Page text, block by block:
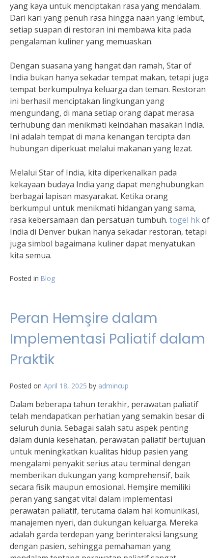
yang kaya untuk menciptakan rasa yang mendalam.
Dari kari yang penuh rasa hingga naan yang lembut,
setiap suapan di restoran ini membawa kita pada
pengalaman kuliner yang memuaskan.
Dengan suasana yang hangat dan ramah, Star of
India bukan hanya sekadar tempat makan, tetapi juga
tempat berkumpulnya keluarga dan teman. Restoran
ini berhasil menciptakan lingkungan yang
mengundang, di mana setiap orang dapat merasa
terhubung dan menikmati keindahan masakan India.
Ini adalah tempat di mana kenangan tercipta dan
hubungan diperkuat melalui makanan yang lezat.
Melalui Star of India, kita diperkenalkan pada
kekayaan budaya India yang dapat menghubungkan
berbagai lapisan masyarakat. Ketika orang
berkumpul untuk menikmati hidangan yang sama,
rasa kebersamaan dan persatuan tumbuh. togel hkof
India di Denver bukan hanya sekadar restoran, tetapi
juga simbol bagaimana kuliner dapat menyatukan
kita semua.
Posted in Blog
Peran Hemşire dalam
Implementasi Paliatif dalam
Praktik
Posted on April 18, 2025 by admincup
Dalam beberapa tahun terakhir, perawatan paliatif
telah mendapatkan perhatian yang semakin besar di
seluruh dunia. Sebagai salah satu aspek penting
dalam dunia kesehatan, perawatan paliatif bertujuan
untuk meningkatkan kualitas hidup pasien yang
mengalami penyakit serius atau terminal dengan
memberikan dukungan yang komprehensif, baik
secara fisik maupun emosional. Hemşire memiliki
peran yang sangat vital dalam implementasi
perawatan paliatif, terutama dalam hal komunikasi,
manajemen nyeri, dan dukungan keluarga. Mereka
adalah garda terdepan yang berinteraksi langsung
dengan pasien, sehingga pemahaman yang